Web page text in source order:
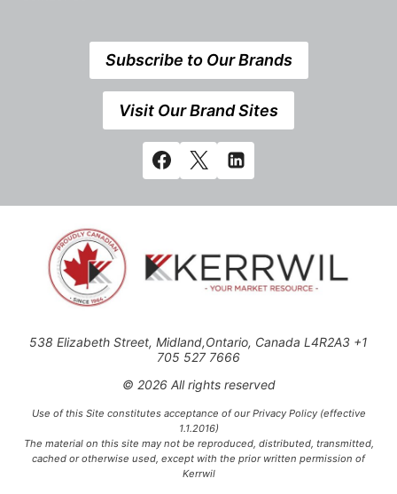
Subscribe to Our Brands
Visit Our Brand Sites
538 Elizabeth Street, Midland,Ontario, Canada L4R2A3 +1
705 527 7666
© 2026 All rights reserved
Use of this Site constitutes acceptance of our Privacy Policy (effective
1.1.2016)
The material on this site may not be reproduced, distributed, transmitted,
cached or otherwise used, except with the prior written permission of
Kerrwil